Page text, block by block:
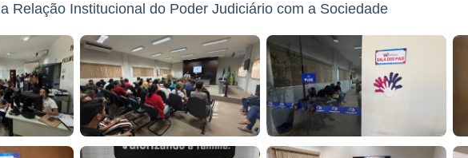
Relação Institucional do Poder Judiciário com a Sociedade